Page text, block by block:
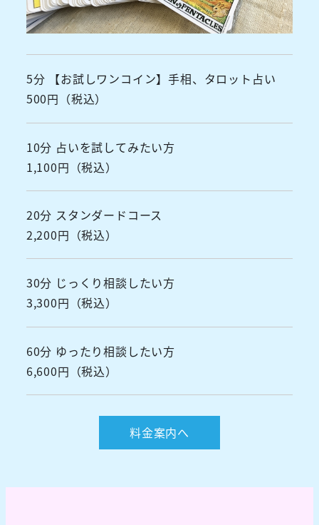
5分 【お試しワンコイン】手相、タロット占い
500円（税込）
10分 占いを試してみたい方
1,100円（税込）
20分 スタンダードコース
2,200円（税込）
30分 じっくり相談したい方
3,300円（税込）
60分 ゆったり相談したい方
6,600円（税込）
料金案内へ